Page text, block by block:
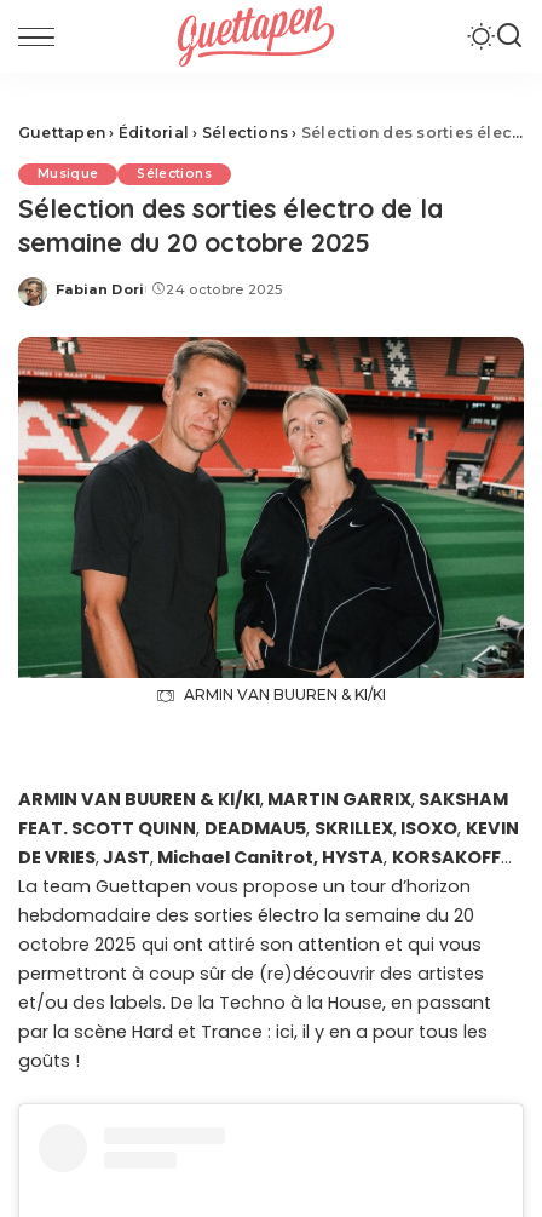
Guettapen › Éditorial › Sélections › Sélection des sorties électro de la semaine du 20 octobre 2025
Musique Sélections
Sélection des sorties électro de la
semaine du 20 octobre 2025
Posted
Fabian Dori 24 octobre 2025
ARMIN VAN BUUREN & KI/KI
ARMIN VAN BUUREN & KI/KI, MARTIN GARRIX, SAKSHAM
FEAT. SCOTT QUINN, DEADMAU5, SKRILLEX, ISOXO, KEVIN
DE VRIES,JAST, Michael Canitrot, HYSTA, KORSAKOFF…
La team Guettapen vous propose un tour d’horizon
hebdomadaire des sorties électro la semaine du 20
octobre 2025 qui ont attiré son attention et qui vous
permettront à coup sûr de (re)découvrir des artistes
et/ou des labels. De la Techno à la House, en passant
par la scène Hard et Trance : ici, il y en a pour tous les
goûts !